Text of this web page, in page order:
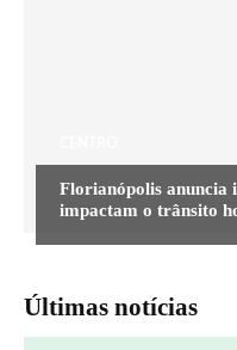
Florianópolis anuncia
impactam o trânsito
Últimas notícias